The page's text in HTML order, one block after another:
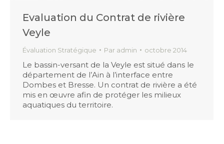
Evaluation du Contrat de rivière
Veyle
Évaluation Stratégique Par admin octobre 2014
Le bassin-versant de la Veyle est situé dans le
département de l’Ain à l’interface entre
Dombes et Bresse. Un contrat de rivière a été
mis en œuvre afin de protéger les milieux
aquatiques du territoire.